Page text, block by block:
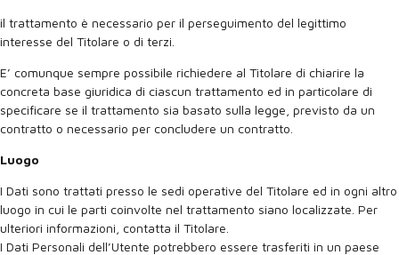
il trattamento è necessario per il perseguimento del legittimo
interesse del Titolare o di terzi.
E’ comunque sempre possibile richiedere al Titolare di chiarire la
concreta base giuridica di ciascun trattamento ed in particolare di
specificare se il trattamento sia basato sulla legge, previsto da un
contratto o necessario per concludere un contratto.
Luogo
I Dati sono trattati presso le sedi operative del Titolare ed in ogni altro
luogo in cui le parti coinvolte nel trattamento siano localizzate. Per
ulteriori informazioni, contatta il Titolare.
I Dati Personali dell’Utente potrebbero essere trasferiti in un paese